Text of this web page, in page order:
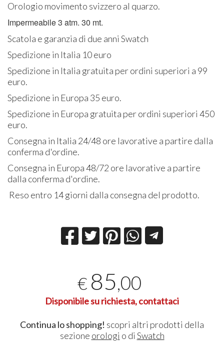
Orologio movimento svizzero al quarzo.
Impermeabile 3 atm. 30 mt.
Scatola e garanzia di due anni Swatch
Spedizione in Italia 10 euro
Spedizione in Italia gratuita per ordini superiori a 99
euro.
Spedizione in Europa 35 euro.
Spedizione in Europa gratuita per ordini superiori 450
euro.
Consegna in Italia 24/48 ore lavorative a partire dalla
conferma d'ordine.
Consegna in Europa 48/72 ore lavorative a partire
dalla conferma d'ordine.
Reso entro 14 giorni dalla consegna del prodotto.
€ 85,00
Disponibile su richiesta, contattaci
Continua lo shopping! scopri altri prodotti della
sezione orologi o di Swatch